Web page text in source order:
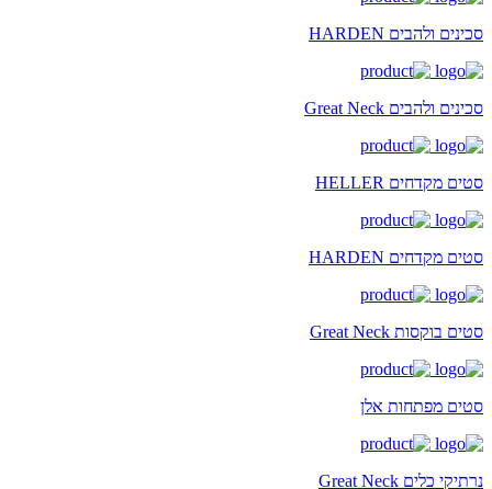
סכינים ולהבים HARDEN
סכינים ולהבים Great Neck
סטים מקדחים HELLER
סטים מקדחים HARDEN
סטים בוקסות Great Neck
סטים מפתחות אלן
נרתיקי כלים Great Neck